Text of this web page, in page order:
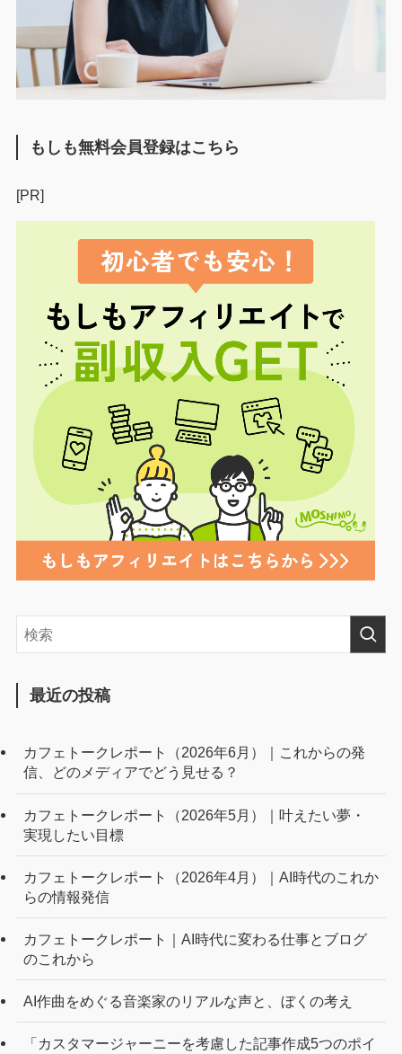
もしも無料会員登録はこちら
[PR]
最近の投稿
カフェトークレポート（2026年6月）｜これからの発
信、どのメディアでどう見せる？
カフェトークレポート（2026年5月）｜叶えたい夢・
実現したい目標
カフェトークレポート（2026年4月）｜AI時代のこれか
らの情報発信
カフェトークレポート｜AI時代に変わる仕事とブログ
のこれから
AI作曲をめぐる音楽家のリアルな声と、ぼくの考え
「カスタマージャーニーを考慮した記事作成5つのポイ